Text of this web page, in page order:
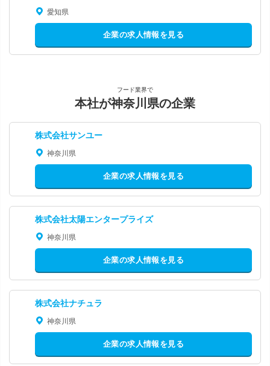
愛知県
企業の求人情報を見る
フード業界で
本社が神奈川県の企業
株式会社サンユー
神奈川県
企業の求人情報を見る
株式会社太陽エンタープライズ
神奈川県
企業の求人情報を見る
株式会社ナチュラ
神奈川県
企業の求人情報を見る